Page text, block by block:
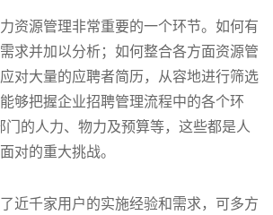
资源管理非常重要的一个环节。如何有
求并加以分析；如何整合各方面资源管
对大量的应聘者简历，从容地进行筛选
够把握企业招聘管理流程中的各个环
门的人力、物力及预算等，这些都是人
对的重大挑战。
近千家用户的实施经验和需求，可多方